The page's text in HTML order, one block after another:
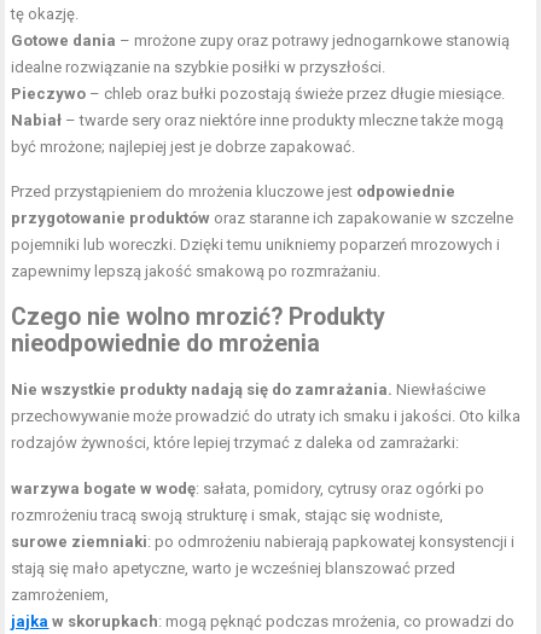
tę okazję.
Gotowe dania – mrożone zupy oraz potrawy jednogarnkowe stanowią
idealne rozwiązanie na szybkie posiłki w przyszłości.
Pieczywo – chleb oraz bułki pozostają świeże przez długie miesiące.
Nabiał – twarde sery oraz niektóre inne produkty mleczne także mogą
być mrożone; najlepiej jest je dobrze zapakować.
Przed przystąpieniem do mrożenia kluczowe jest odpowiednie
przygotowanie produktów oraz staranne ich zapakowanie w szczelne
pojemniki lub woreczki. Dzięki temu unikniemy poparzeń mrozowych i
zapewnimy lepszą jakość smakową po rozmrażaniu.
Czego nie wolno mrozić? Produkty
nieodpowiednie do mrożenia
Nie wszystkie produkty nadają się do zamrażania. Niewłaściwe
przechowywanie może prowadzić do utraty ich smaku i jakości. Oto kilka
rodzajów żywności, które lepiej trzymać z daleka od zamrażarki:
warzywa bogate w wodę: sałata, pomidory, cytrusy oraz ogórki po
rozmrożeniu tracą swoją strukturę i smak, stając się wodniste,
surowe ziemniaki: po odmrożeniu nabierają papkowatej konsystencji i
stają się mało apetyczne, warto je wcześniej blanszować przed
zamrożeniem,
jajka w skorupkach: mogą pęknąć podczas mrożenia, co prowadzi do